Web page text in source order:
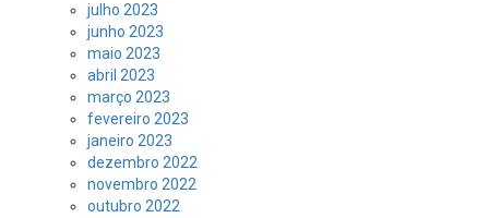
julho 2023
junho 2023
maio 2023
abril 2023
março 2023
fevereiro 2023
janeiro 2023
dezembro 2022
novembro 2022
outubro 2022